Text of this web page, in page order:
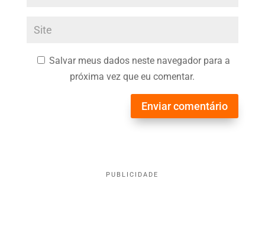
Salvar meus dados neste navegador para a
próxima vez que eu comentar.
Enviar comentário
PUBLICIDADE